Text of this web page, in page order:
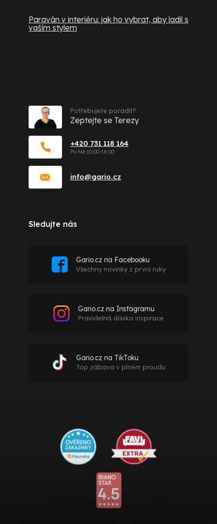
Paraván v interiéru: jak ho vybrat, aby ladil s
vaším stylem
info@gario.cz
+420 731 118 164
Potřebujete poradit?
Zeptejte se Terezy
Sledujte nás
Gario.cz na Facebooku
Všechny novinky z první ruky
Gario.cz na Instagramu
Pravidelná dávka inspirace
Gario.cz na TikToku
Top zábava v plném proudu